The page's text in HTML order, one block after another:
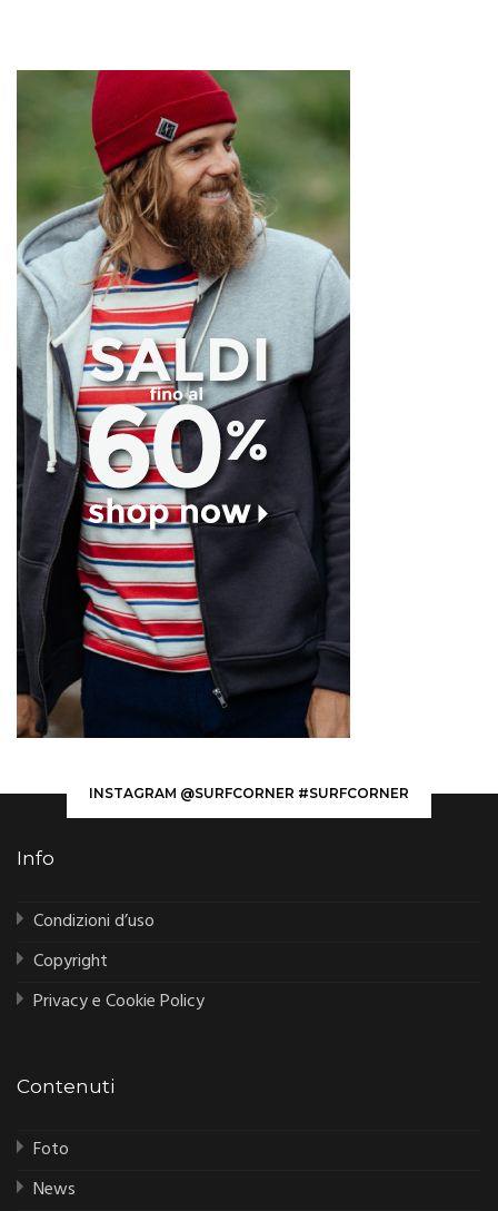
INSTAGRAM @SURFCORNER #SURFCORNER
Info
Condizioni d’uso
Copyright
Privacy e Cookie Policy
Contenuti
Foto
News